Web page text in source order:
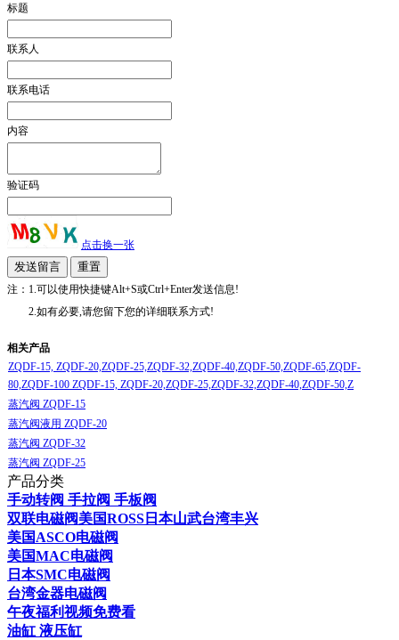
标题
联系人
联系电话
内容
验证码
点击换一张
注：1.可以使用快捷键Alt+S或Ctrl+Enter发送信息!
2.如有必要,请您留下您的详细联系方式!
相关产品
ZQDF-15, ZQDF-20,ZQDF-25,ZQDF-32,ZQDF-40,ZQDF-50,ZQDF-65,ZQDF-
80,ZQDF-100 ZQDF-15, ZQDF-20,ZQDF-25,ZQDF-32,ZQDF-40,ZQDF-50,Z
蒸汽阀 ZQDF-15
蒸汽阀液用 ZQDF-20
蒸汽阀 ZQDF-32
蒸汽阀 ZQDF-25
产品分类
手动转阀 手拉阀 手板阀
双联电磁阀美国ROSS日本山武台湾丰兴
美国ASCO电磁阀
美国MAC电磁阀
日本SMC电磁阀
台湾金器电磁阀
午夜福利视频免费看
油缸 液压缸